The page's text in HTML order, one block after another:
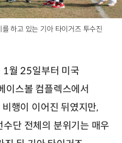
하고 있는 기아 타이거즈 투수진
1월 25일부터 미국
이스볼 컴플렉스에서
행이 이어진 뒤였지만,
단 전체의 분위기는 매우